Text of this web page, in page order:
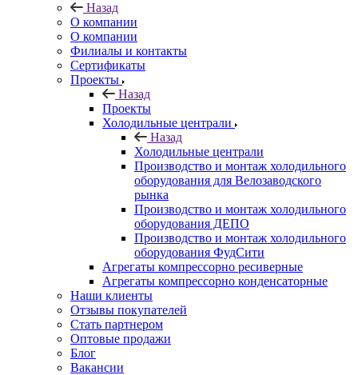
Назад
О компании
О компании
Филиалы и контакты
Сертификаты
Проекты
Назад
Проекты
Холодильные централи
Назад
Холодильные централи
Производство и монтаж холодильного
оборудования для Велозаводского
рынка
Производство и монтаж холодильного
оборудования ДЕПО
Производство и монтаж холодильного
оборудования ФудСити
Агрегаты компрессорно ресиверные
Агрегаты компрессорно конденсаторные
Наши клиенты
Отзывы покупателей
Стать партнером
Оптовые продажи
Блог
Вакансии